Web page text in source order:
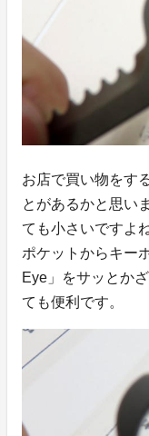
お店で買い物をす
とがあるかと思い
ても小さいですよね
ポケットからキー
Eye」をサッとか
ても便利です。